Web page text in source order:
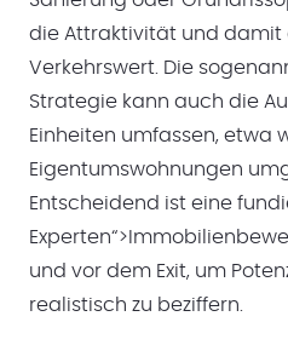
die Attraktivität und damit
Verkehrswert. Die
Strategie kann auch die
Einheiten umfassen, etwa
Eigentumswohnungen
Entscheidend ist eine
und vor dem Exit, um
realistisch zu beziffern.